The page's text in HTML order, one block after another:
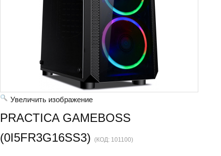
Увеличить изображение
PRACTICA GAMEBOSS
(0I5FR3G16SS3) (КОД: 101100)